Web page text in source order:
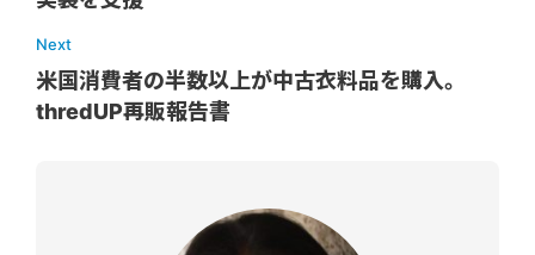
Next
米国消費者の半数以上が中古衣料品を購入。
thredUP再販報告書